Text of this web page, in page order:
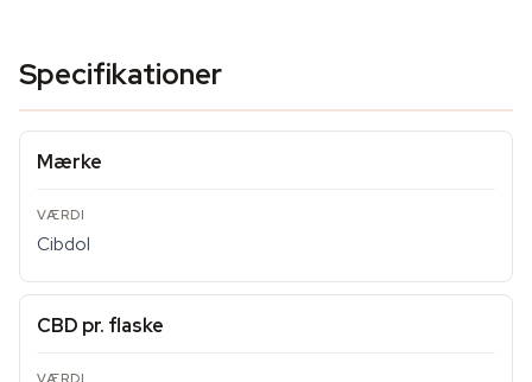
Specifikationer
Mærke
Cibdol
CBD pr. flaske